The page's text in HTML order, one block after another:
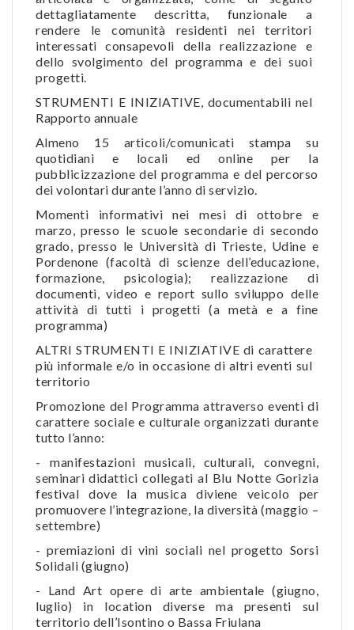
dettagliatamente descritta, funzionale a
rendere le comunità residenti nei territori
interessati consapevoli della realizzazione e
dello svolgimento del programma e dei suoi
progetti.
STRUMENTI E INIZIATIVE, documentabili nel
Rapporto annuale
Almeno 15 articoli/comunicati stampa su
quotidiani e locali ed online per la
pubblicizzazione del programma e del percorso
dei volontari durante l’anno di servizio.
Momenti informativi nei mesi di ottobre e
marzo, presso le scuole secondarie di secondo
grado, presso le Università di Trieste, Udine e
Pordenone (facoltà di scienze dell’educazione,
formazione, psicologia); realizzazione di
documenti, video e report sullo sviluppo delle
attività di tutti i progetti (a metà e a fine
programma)
ALTRI STRUMENTI E INIZIATIVE di carattere
più informale e/o in occasione di altri eventi sul
territorio
Promozione del Programma attraverso eventi di
carattere sociale e culturale organizzati durante
tutto l’anno:
- manifestazioni musicali, culturali, convegni,
seminari didattici collegati al Blu Notte Gorizia
festival dove la musica diviene veicolo per
promuovere l’integrazione, la diversità (maggio –
settembre)
- premiazioni di vini sociali nel progetto Sorsi
Solidali (giugno)
- Land Art opere di arte ambientale (giugno,
luglio) in location diverse ma presenti sul
territorio dell’Isontino o Bassa Friulana